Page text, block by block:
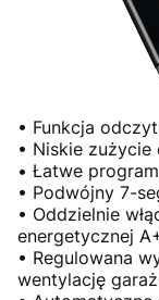
• Funkcja
• Niskie
• Łatwe
• Podwójny 7-
• Oddzielnie
energetycznej
• Regulowana
wentylację